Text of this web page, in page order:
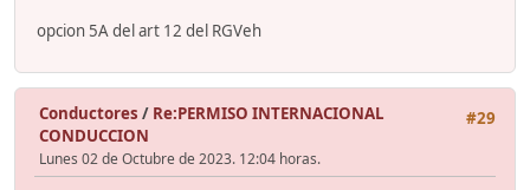
opcion 5A del art 12 del RGVeh
#29
Conductores / Re:PERMISO INTERNACIONAL
CONDUCCION
Lunes 02 de Octubre de 2023. 12:04 horas.